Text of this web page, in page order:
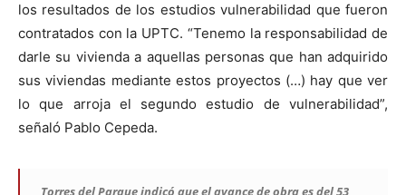
los resultados de los estudios vulnerabilidad que fueron
contratados con la UPTC. “Tenemo la responsabilidad de
darle su vivienda a aquellas personas que han adquirido
sus viviendas mediante estos proyectos (…) hay que ver
lo que arroja el segundo estudio de vulnerabilidad”,
señaló Pablo Cepeda.
Torres del Parque indicó que el avance de obra es del 53